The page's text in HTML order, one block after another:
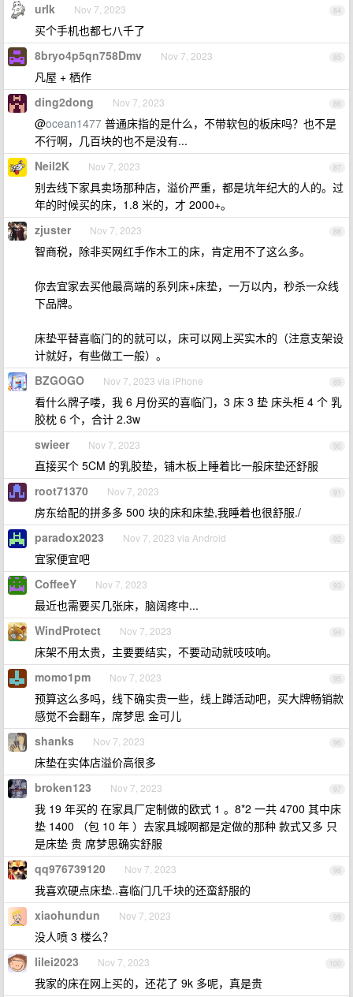
84
urlk Nov 7, 2023
买个手机也都七八千了
85
8bryo4p5qn758Dmv Nov 7, 2023
凡屋 + 栖作
86
ding2dong Nov 7, 2023
@ocean1477 普通床指的是什么，不带软包的板床吗？也不是
不行啊，几百块的也不是没有...
87
Neil2K Nov 7, 2023
别去线下家具卖场那种店，溢价严重，都是坑年纪大的人的。过
年的时候买的床，1.8 米的，才 2000+。
88
zjuster Nov 7, 2023
智商税，除非买网红手作木工的床，肯定用不了这么多。
你去宜家去买他最高端的系列床+床垫，一万以内，秒杀一众线
下品牌。
床垫平替喜临门的的就可以，床可以网上买实木的（注意支架设
计就好，有些做工一般）。
89
BZGOGO Nov 7, 2023 via iPhone
看什么牌子喽，我 6 月份买的喜临门，3 床 3 垫 床头柜 4 个 乳
胶枕 6 个，合计 2.3w
90
swieer Nov 7, 2023
直接买个 5CM 的乳胶垫，铺木板上睡着比一般床垫还舒服
91
root71370 Nov 7, 2023
房东给配的拼多多 500 块的床和床垫,我睡着也很舒服./
92
paradox2023 Nov 7, 2023 via Android
宜家便宜吧
93
CoffeeY Nov 7, 2023
最近也需要买几张床，脑阔疼中...
94
WindProtect Nov 7, 2023
床架不用太贵，主要要结实，不要动动就吱吱响。
95
momo1pm Nov 7, 2023
预算这么多吗，线下确实贵一些，线上蹲活动吧，买大牌畅销款
感觉不会翻车，席梦思 金可儿
96
shanks Nov 7, 2023
床垫在实体店溢价高很多
97
broken123 Nov 7, 2023
我 19 年买的 在家具厂定制做的欧式 1 。8*2 一共 4700 其中床
垫 1400 （包 10 年 ）去家具城啊都是定做的那种 款式又多 只
是床垫 贵 席梦思确实舒服
98
qq976739120 Nov 7, 2023
我喜欢硬点床垫..喜临门几千块的还蛮舒服的
99
xiaohundun Nov 7, 2023
没人喷 3 楼么？
100
lilei2023 Nov 7, 2023
我家的床在网上买的，还花了 9k 多呢，真是贵